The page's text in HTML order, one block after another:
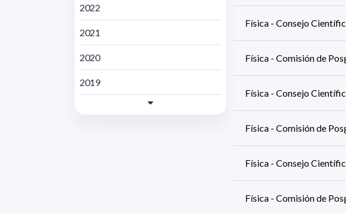
2022
2021
2020
2019
Física - Consejo
Física - Comisión de
Física - Consejo
Física - Comisión de
Física - Consejo
Física - Comisión de